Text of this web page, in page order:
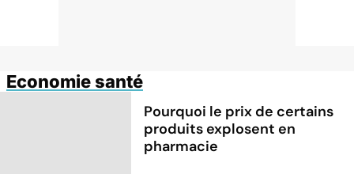
Economie santé
Pourquoi le prix de certains
produits explosent en
pharmacie